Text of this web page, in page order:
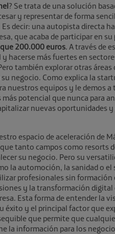
? Se trata de una solución
y representar de forma
decir: una autopista directa
que acaba de participar en su
200.000 euros. A través de
hacerse más fuertes en
también explorar otras áreas
negocio. Como explica la
nuestros equipos y le demos a
potencial que nunca para
nuevas oportunidades
espacio de aceleración de
tanto campos como resorts
su negocio. Pero su
la automoción, la sanidad o
profesionales sin formación
y la transformación
Esta forma de entender la
éxito y el principal factor que
que permite que
la información para los